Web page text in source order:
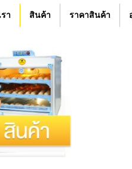
รา สินค้า ราคาสินค้า